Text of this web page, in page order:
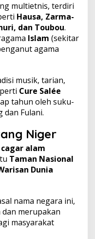
multietnis, terdiri
Hausa, Zarma-
dan Toubou.
Islam (sekitar
agama
musik, tarian,
Cure Salée
tahun oleh suku-
dan Fulani.
Niger
alam
Taman Nasional
Dunia
nama negara ini,
merupakan
masyarakat